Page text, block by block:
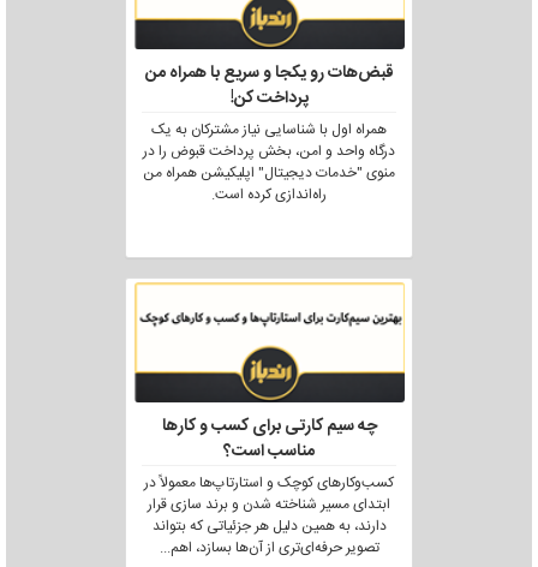
قبض‌هات رو یکجا و سریع با همراه من
پرداخت کن!
همراه اول با شناسایی نیاز مشترکان به یک
درگاه واحد و امن، بخش پرداخت قبوض را در
منوی "خدمات دیجیتال" اپلیکیشن همراه من
راه‌اندازی کرده است.
چه سیم کارتی برای کسب و کارها
مناسب است؟
کسب‌وکارهای کوچک و استارتاپ‌ها معمولاً در
ابتدای مسیر شناخته شدن و برند سازی قرار
دارند، به همین دلیل هر جزئیاتی که بتواند
تصویر حرفه‌ای‌تری از آن‌ها بسازد، اهم...